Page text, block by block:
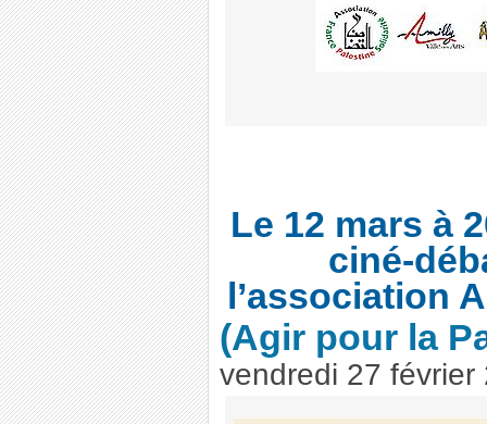
Le 12 mars à
ciné-
l’association
(Agir pour la
vendredi 27 février